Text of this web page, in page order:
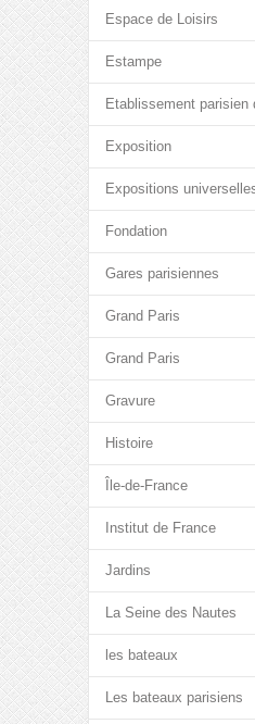
Espace de Loisirs
Estampe
Etablissement parisien
Exposition
Expositions
Fondation
Gares parisiennes
Grand Paris
Grand Paris
Gravure
Histoire
Île-de-France
Institut de France
Jardins
La Seine des Nautes
les bateaux
Les bateaux parisiens